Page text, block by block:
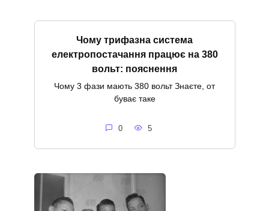
Чому трифазна система
електропостачання працює на 380
вольт: пояснення
Чому 3 фази мають 380 вольт Знаєте, от
буває таке
0 5